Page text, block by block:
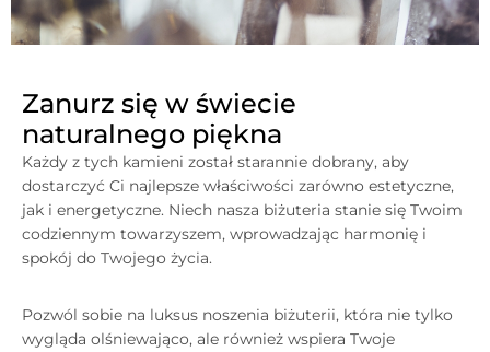
Zanurz się w świecie
naturalnego piękna
Każdy z tych kamieni został starannie dobrany, aby
dostarczyć Ci najlepsze właściwości zarówno estetyczne,
jak i energetyczne. Niech nasza biżuteria stanie się Twoim
codziennym towarzyszem, wprowadzając harmonię i
spokój do Twojego życia.
Pozwól sobie na luksus noszenia biżuterii, która nie tylko
wygląda olśniewająco, ale również wspiera Twoje